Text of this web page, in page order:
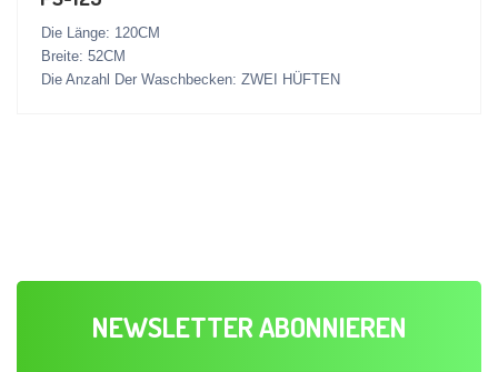
Die Länge: 120CM
Breite: 52CM
Die Anzahl Der Waschbecken: ZWEI HÜFTEN
NEWSLETTER ABONNIEREN